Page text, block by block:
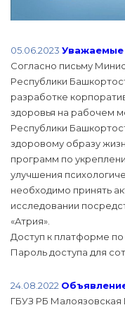
05.06.2023 Уважаемые
Согласно письму
Республики
разработке
здоровья на рабочем
Республики
здоровому образу
программ по
улучшения
необходимо принять
исследовании
«Атрия».
Доступ к платформе по
Пароль доступа для
24.08.2022
ГБУЗ РБ Малоязовская